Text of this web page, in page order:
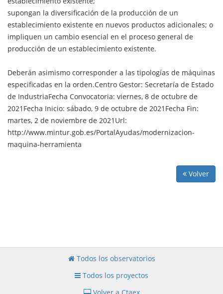
supongan la diversificación de la producción de un
establecimiento existente en nuevos productos adicionales; o
impliquen un cambio esencial en el proceso general de
producción de un establecimiento existente.
Deberán asimismo corresponder a las tipologías de máquinas
especificadas en la orden.Centro Gestor: Secretaría de Estado
de IndustriaFecha Convocatoria: viernes, 8 de octubre de
2021Fecha Inicio: sábado, 9 de octubre de 2021Fecha Fin:
martes, 2 de noviembre de 2021Url:
http://www.mintur.gob.es/PortalAyudas/modernizacion-
maquina-herramienta
Volver
Todos los observatorios
Todos los proyectos